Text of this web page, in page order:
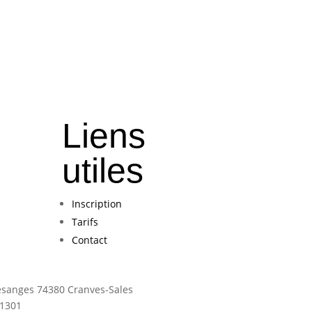
Liens
utiles
Inscription
Tarifs
Contact
74380 Cranves-Sales